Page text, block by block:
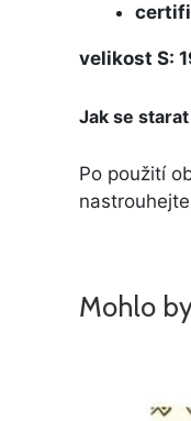
velikost S:
Jak se
Po použití
nastrouhejte
Mohlo